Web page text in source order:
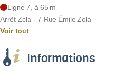
Ligne 7, à 65 m
Arrêt Zola - 7 Rue Émile Zola
Voir tout
Informations